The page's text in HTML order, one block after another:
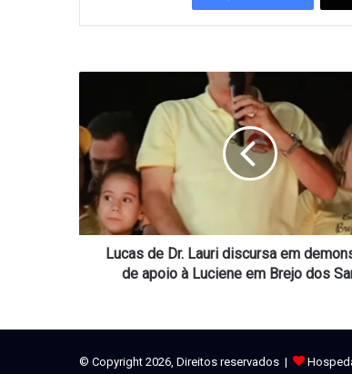
Lauri
discursa
em
demonstração
de
apoio
dos
Lucas de Dr. Lauri discursa em
de apoio à Luciene em Brejo dos
© Copyright 2026, Direitos reservados |